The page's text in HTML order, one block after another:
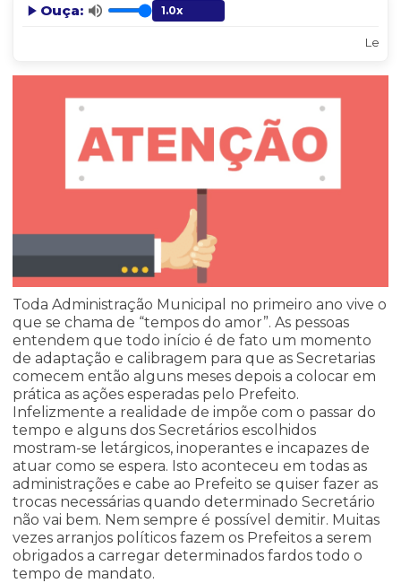
Ouça:
Toda Administração Municipal no primeiro ano vive o
que se chama de “tempos do amor”. As pessoas
entendem que todo início é de fato um momento
de adaptação e calibragem para que as Secretarias
comecem então alguns meses depois a colocar em
prática as ações esperadas pelo Prefeito.
Infelizmente a realidade de impõe com o passar do
tempo e alguns dos Secretários escolhidos
mostram-se letárgicos, inoperantes e incapazes de
atuar como se espera. Isto aconteceu em todas as
administrações e cabe ao Prefeito se quiser fazer as
trocas necessárias quando determinado Secretário
não vai bem. Nem sempre é possível demitir. Muitas
vezes arranjos políticos fazem os Prefeitos a serem
obrigados a carregar determinados fardos todo o
tempo de mandato.